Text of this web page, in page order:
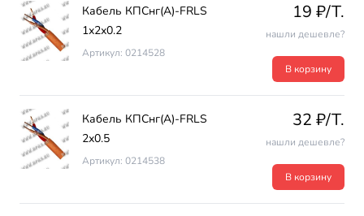
Кабель КПСнг(А)-FRLS
1х2х0.2
Артикул: 0214528
19 ₽/T.
нашли дешевле?
В корзину
Кабель КПСнг(А)-FRLS
2х0.5
Артикул: 0214538
32 ₽/T.
нашли дешевле?
В корзину